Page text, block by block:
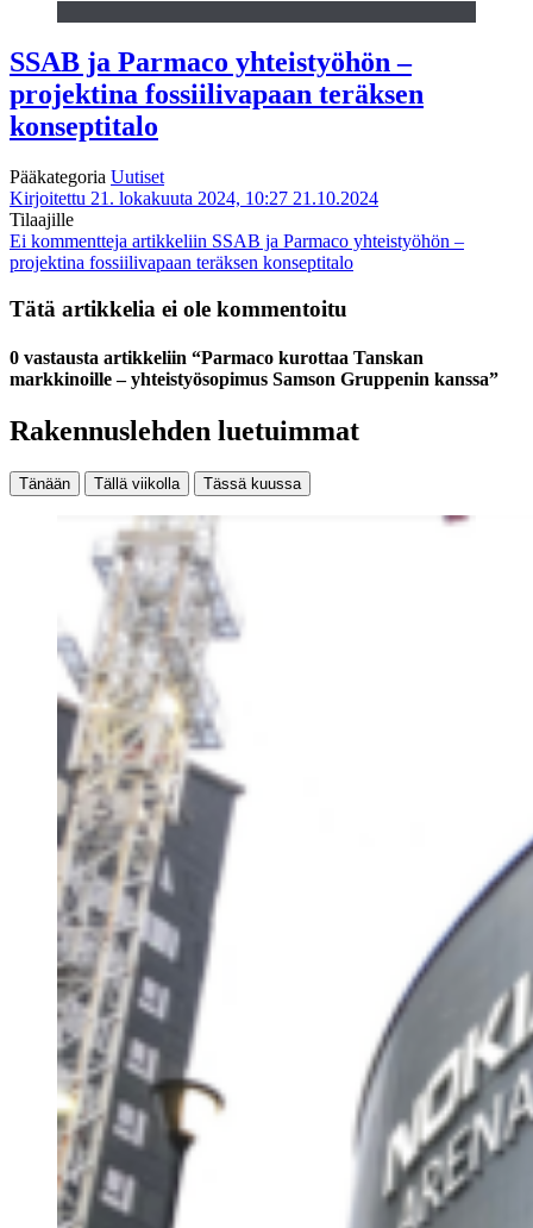
SSAB ja Parmaco yhteistyöhön –
projektina fossiilivapaan teräksen
konseptitalo
Pääkategoria Uutiset
Kirjoitettu 21. lokakuuta 2024, 10:27 21.10.2024
Tilaajille
Ei kommentteja artikkeliin SSAB ja Parmaco yhteistyöhön –
projektina fossiilivapaan teräksen konseptitalo
Tätä artikkelia ei ole kommentoitu
0 vastausta artikkeliin “Parmaco kurottaa Tanskan
markkinoille – yhteistyösopimus Samson Gruppenin kanssa”
Rakennuslehden luetuimmat
Tänään Tällä viikolla Tässä kuussa